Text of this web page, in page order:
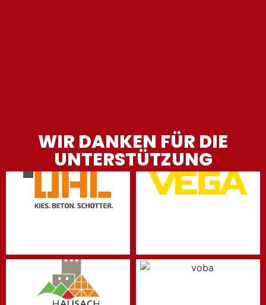
WIR DANKEN FÜR DIE
UNTERSTÜTZUNG